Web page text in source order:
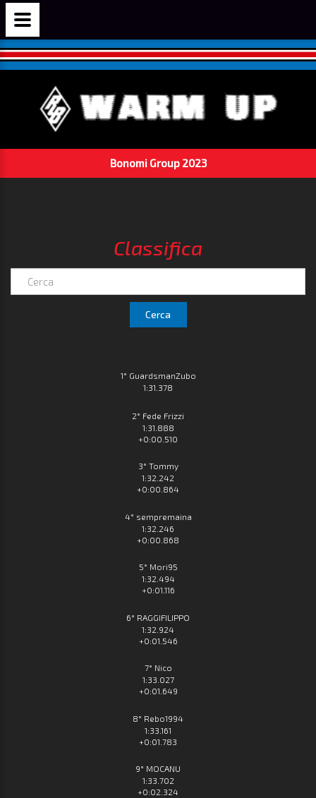
Bonomi Group 2023
Classifica
Cerca
1° GuardsmanZubo
1:31.378
2° Fede Frizzi
1:31.888
+0:00.510
3° Tommy
1:32.242
+0:00.864
4° sempremaina
1:32.246
+0:00.868
5° Mori95
1:32.494
+0:01.116
6° RAGGIFILIPPO
1:32.924
+0:01.546
7° Nico
1:33.027
+0:01.649
8° Rebo1994
1:33.161
+0:01.783
9° MOCANU
1:33.702
+0:02.324